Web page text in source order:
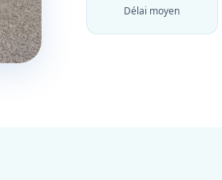
Délai moyen